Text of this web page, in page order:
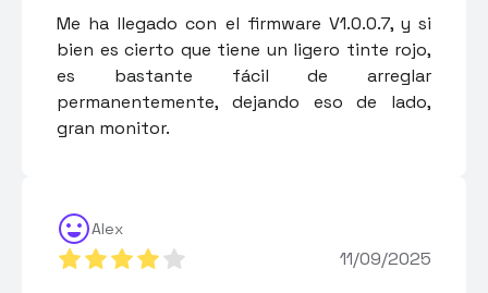
Me ha llegado con el firmware V1.0.0.7, y si
bien es cierto que tiene un ligero tinte rojo,
es bastante fácil de arreglar
permanentemente, dejando eso de lado,
gran monitor.
Alex
11/09/2025